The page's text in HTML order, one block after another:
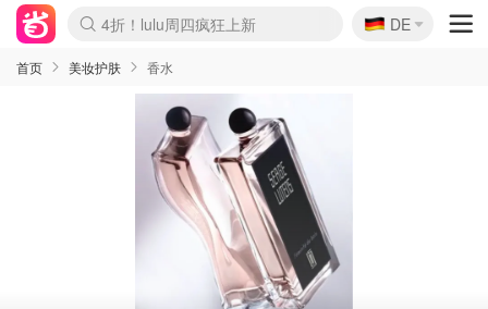
Boticinal 夏促开抢！
4折！lulu周四疯狂上新
还没结束！&OtherStories大促
Joybuy变相75折 随时失效
速领！Stanley独家85折
疑似霸哥！Camper额外叠85折
Zalando 奥莱闪促！每日更新
Moncler反季囤！5折起+叠9折
Coach Brooklyn仅€192
🇩🇪
DE
首页 美妆护肤 香水